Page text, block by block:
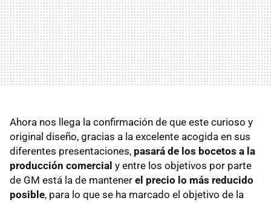
Ahora nos llega la confirmación de que este curioso y
original diseño, gracias a la excelente acogida en sus
diferentes presentaciones, pasará de los bocetos a la
producción comercial y entre los objetivos por parte
de GM está la de mantener el precio lo más reducido
posible, para lo que se ha marcado el objetivo de la